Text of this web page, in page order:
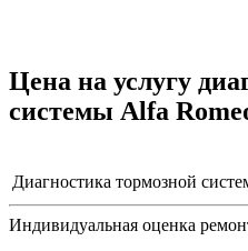
Цена на услугу
системы Alfa
Диагностика тормозной
Индивидуальная оценка